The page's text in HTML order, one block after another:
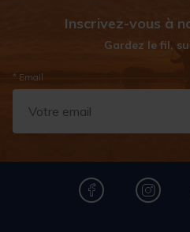
Inscrivez-vous à
Gardez le fil,
* Email